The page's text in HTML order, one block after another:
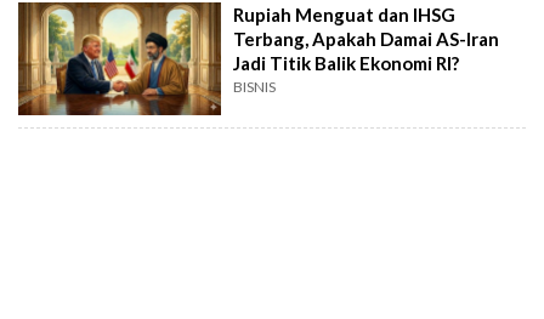
Rupiah Menguat dan IHSG
Terbang, Apakah Damai AS-Iran
Jadi Titik Balik Ekonomi RI?
BISNIS